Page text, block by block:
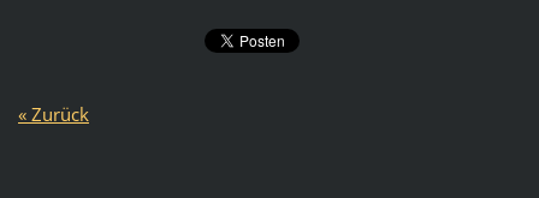
« Zurück